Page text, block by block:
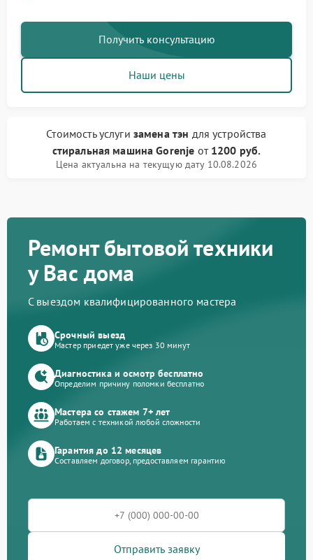
Получить консультацию
Наши цены
Стоимость услуги замена тэн для устройства
стиральная машина Gorenje от 1200 руб.
Цена актуальна на текущую дату 10.08.2026
Ремонт бытовой техники
у Вас дома
С выездом квалифицированного мастера
Срочный выезд
Мастер приедет уже через 30 минут
Диагностика и осмотр бесплатно
Определим причину поломки бесплатно
Мастера со стажем 7+ лет
Работаем с техникой любой сложности
Гарантия до 12 месяцев
Составляем договор, предоставляем гарантию
Отправить заявку